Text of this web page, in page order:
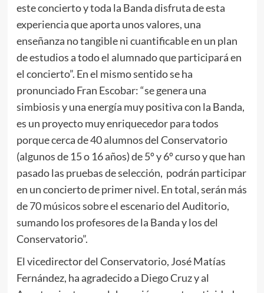
este concierto y toda la Banda disfruta de esta
experiencia que aporta unos valores, una
enseñanza no tangible ni cuantificable en un plan
de estudios a todo el alumnado que participará en
el concierto”. En el mismo sentido se ha
pronunciado Fran Escobar: “se genera una
simbiosis y una energía muy positiva con la Banda,
es un proyecto muy enriquecedor para todos
porque cerca de 40 alumnos del Conservatorio
(algunos de 15 o 16 años) de 5º y 6º curso y que han
pasado las pruebas de selección, podrán participar
en un concierto de primer nivel. En total, serán más
de 70 músicos sobre el escenario del Auditorio,
sumando los profesores de la Banda y los del
Conservatorio”.
El vicedirector del Conservatorio, José Matías
Fernández, ha agradecido a Diego Cruz y al